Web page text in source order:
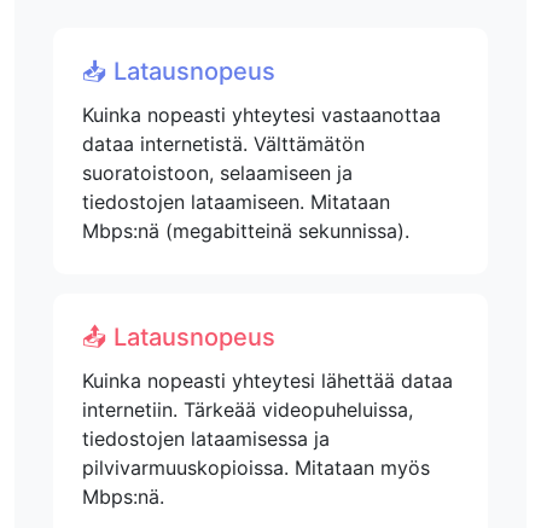
📥 Latausnopeus
Kuinka nopeasti yhteytesi vastaanottaa
dataa internetistä. Välttämätön
suoratoistoon, selaamiseen ja
tiedostojen lataamiseen. Mitataan
Mbps:nä (megabitteinä sekunnissa).
📤 Latausnopeus
Kuinka nopeasti yhteytesi lähettää dataa
internetiin. Tärkeää videopuheluissa,
tiedostojen lataamisessa ja
pilvivarmuuskopioissa. Mitataan myös
Mbps:nä.